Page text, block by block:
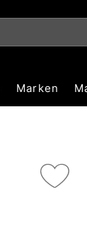
Marken